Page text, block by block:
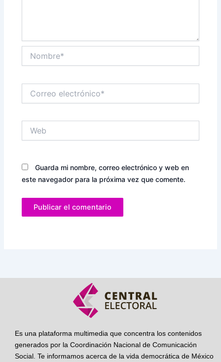
electrónico*
Guarda mi nombre, correo electrónico y web en
este navegador para la próxima vez que comente.
Es una plataforma multimedia que concentra los contenidos
generados por la Coordinación Nacional de Comunicación
Social. Te informamos acerca de la vida democrática de México